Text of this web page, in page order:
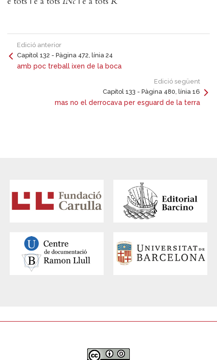
Edició anterior
Capítol 132 - Pàgina 472, línia 24
amb poc treball ixen de la boca
Edició següent
Capítol 133 - Pàgina 480, línia 16
mas no el derrocava per esguard de la terra